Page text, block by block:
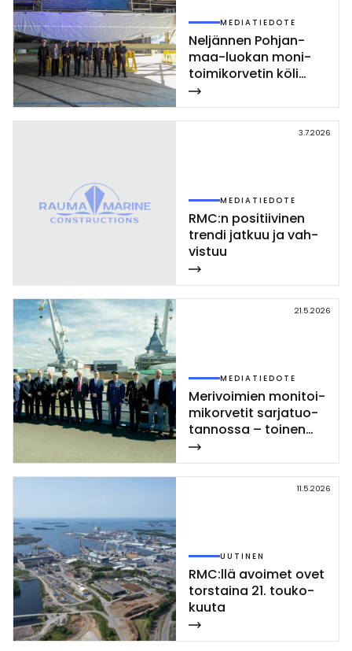
MEDIATIEDOTE
Nel­jän­nen Poh­jan­
maa-luo­kan mo­ni­
toi­mi­kor­ve­tin kö­li
las­ket­tiin Rau­mal­la
3.7.2026
MEDIATIEDOTE
RMC:n po­si­tii­vi­nen
tren­di jat­kuu ja vah­
vis­tuu
21.5.2026
MEDIATIEDOTE
Me­ri­voi­mien mo­ni­toi­
mi­kor­ve­tit sar­ja­tuo­
tan­nos­sa – toi­nen
Poh­jan­maa-luo­kan
kor­vet­ti las­ket­tiin ve­
sil­le Rau­mal­la
11.5.2026
UUTINEN
RMC:llä avoi­met ovet
tors­tai­na 21. tou­ko­
kuu­ta